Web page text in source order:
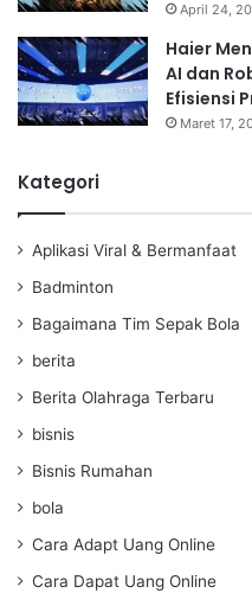
April 24,
Haier
AI dan
Efisiensi
Maret 17,
Kategori
Aplikasi Viral & Bermanfaat
Badminton
Bagaimana Tim Sepak Bola
berita
Berita Olahraga Terbaru
bisnis
Bisnis Rumahan
bola
Cara Adapt Uang Online
Cara Dapat Uang Online